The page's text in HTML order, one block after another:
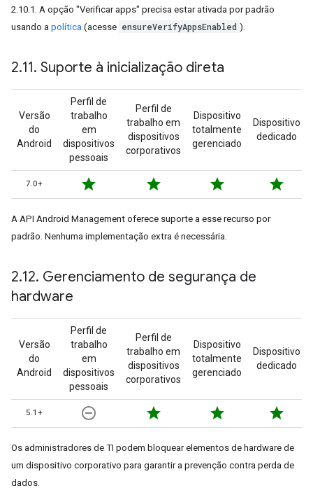
2.10.1. A opção "Verificar apps" precisa estar ativada por padrão
usando a política (acesse ensureVerifyAppsEnabled ).
2.11. Suporte à inicialização direta
Versão
do
Android
Perfil de
trabalho
em
dispositivos
pessoais
Perfil de
trabalho em
dispositivos
corporativos
Dispositivo
totalmente
gerenciado
Dispositivo
dedicado
7.0+ star star star star
A API Android Management oferece suporte a esse recurso por
padrão. Nenhuma implementação extra é necessária.
2.12. Gerenciamento de segurança de
hardware
Versão
do
Android
Perfil de
trabalho
em
dispositivos
pessoais
Perfil de
trabalho em
dispositivos
corporativos
Dispositivo
totalmente
gerenciado
Dispositivo
dedicado
5.1+ remove_circle_outline star star star
Os administradores de TI podem bloquear elementos de hardware de
um dispositivo corporativo para garantir a prevenção contra perda de
dados.